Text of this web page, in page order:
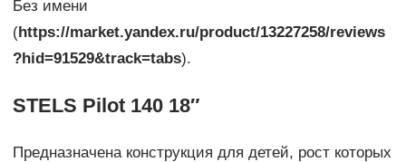
Без имени
(https://market.yandex.ru/product/13227258/reviews
?hid=91529&track=tabs).
STELS Pilot 140 18″
Предназначена конструкция для детей, рост которых